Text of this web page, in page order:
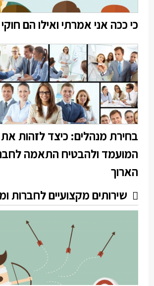
כי ככה אני אמרתי ואילו הם
בחירת מנהלים: כיצד לזהות
המועמד ולהבטיח התאמה
הארוך
שירותים מקצועיים לחברות